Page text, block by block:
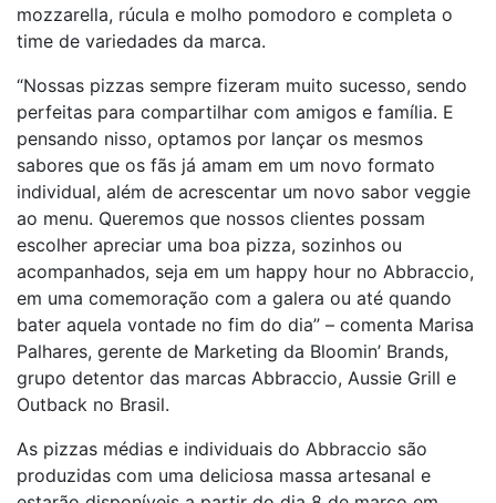
mozzarella, rúcula e molho pomodoro e completa o
time de variedades da marca.
“Nossas pizzas sempre fizeram muito sucesso, sendo
perfeitas para compartilhar com amigos e família. E
pensando nisso, optamos por lançar os mesmos
sabores que os fãs já amam em um novo formato
individual, além de acrescentar um novo sabor veggie
ao menu. Queremos que nossos clientes possam
escolher apreciar uma boa pizza, sozinhos ou
acompanhados, seja em um happy hour no Abbraccio,
em uma comemoração com a galera ou até quando
bater aquela vontade no fim do dia” – comenta Marisa
Palhares, gerente de Marketing da Bloomin’ Brands,
grupo detentor das marcas Abbraccio, Aussie Grill e
Outback no Brasil.
As pizzas médias e individuais do Abbraccio são
produzidas com uma deliciosa massa artesanal e